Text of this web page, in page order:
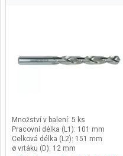
Množství v balení: 5 ks
Pracovní délka (L1): 101 mm
Celková délka (L2): 151 mm
ø vrtáku (D): 12 mm